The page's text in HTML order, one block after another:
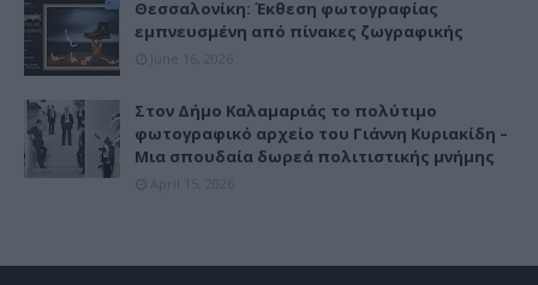
Θεσσαλονίκη: Έκθεση φωτογραφίας
εμπνευσμένη από πίνακες ζωγραφικής
Στον Δήμο Καλαμαριάς το πολύτιμο
φωτογραφικό αρχείο του Γιάννη Κυριακίδη –
Μια σπουδαία δωρεά πολιτιστικής μνήμης